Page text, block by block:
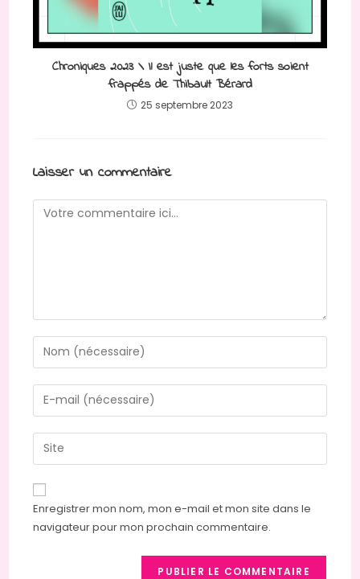
Chroniques 2023 \ Il est juste que les forts soient
frappés de Thibault Bérard
25 septembre 2023
Laisser un commentaire
Enregistrer mon nom, mon e-mail et mon site dans le
navigateur pour mon prochain commentaire.